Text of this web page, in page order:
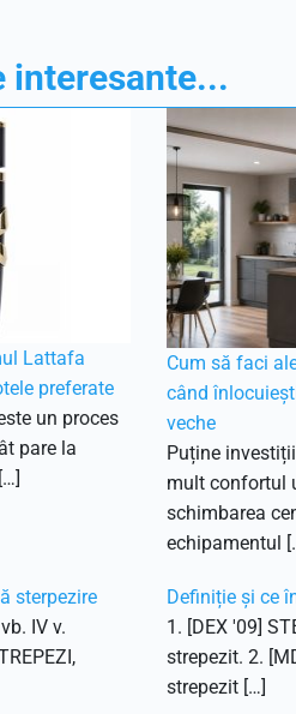
interesante...
Lattafa
preferate
un proces
pare la
Cum să faci
când
veche
Puține
mult confortul
schimbarea
echipamentul
sterpezire
IV v.
Definiție și ce
1. [DEX '09]
strepezit. 2.
strepezit […]